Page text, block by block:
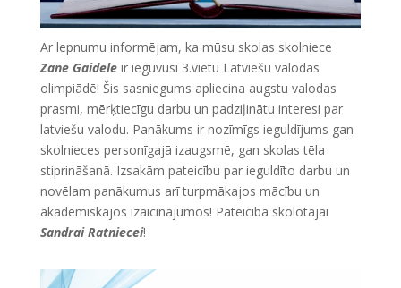
Ar lepnumu informējam, ka mūsu skolas skolniece
Zane Gaideleir ieguvusi 3.vietu Latviešu valodas
olimpiādē! Šis sasniegums apliecina augstu valodas
prasmi, mērķtiecīgu darbu un padziļinātu interesi par
latviešu valodu. Panākums ir nozīmīgs ieguldījums gan
skolnieces personīgajā izaugsmē, gan skolas tēla
stiprināšanā. Izsakām pateicību par ieguldīto darbu un
novēlam panākumus arī turpmākajos mācību un
akadēmiskajos izaicinājumos! Pateicība skolotajai
Sandrai Ratniecei!